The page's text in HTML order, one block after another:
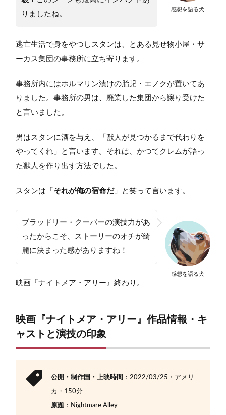
感想を語る犬
りましたね。
逃亡生活で身をやつしスタンは、とある見せ物小屋・サ
ーカス集団の事務所に立ち寄ります。
事務所内にはホルマリン漬けの胎児・エノクが置いてあ
りました。事務所の男は、廃業した集団から譲り受けた
と言いました。
男はスタンに酒を与え、「獣人が見つかるまで代わりを
やってくれ」と言います。それは、かつてクレムが語っ
た獣人を作り出す方法でした。
スタンは「 それが俺の宿命だ」と笑って言います。
感想を語る犬
ブラッドリー・クーパーの演技力があ
ったからこそ、ストーリーのオチが綺
麗に決まった感がありますね！
映画『ナイトメア・アリー』終わり。
映画『ナイトメア・アリー』作品情報・キ
ャストと演技の印象
公開・制作国・上映時間 ：2022/03/25・アメリ
カ・150分
原題 ：Nightmare Alley